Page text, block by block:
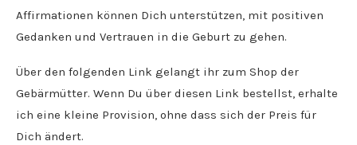
Affirmationen können Dich unterstützen, mit positiven
Gedanken und Vertrauen in die Geburt zu gehen.
Über den folgenden Link gelangt ihr zum Shop der
Gebärmütter. Wenn Du über diesen Link bestellst, erhalte
ich eine kleine Provision, ohne dass sich der Preis für
Dich ändert.